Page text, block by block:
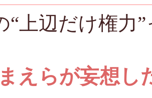
“上辺だけ権力
えらが妄想し